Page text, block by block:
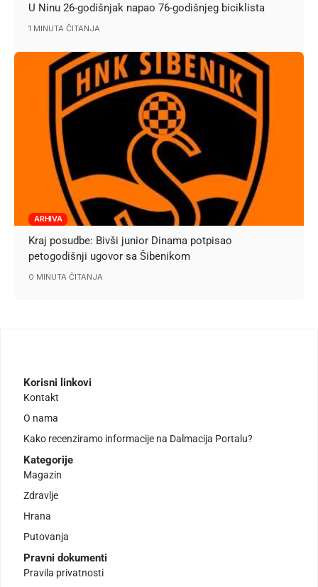
U Ninu 26-godišnjak napao 76-godišnjeg biciklista
1 MINUTA ČITANJA
ARHIVA
Kraj posudbe: Bivši junior Dinama potpisao
petogodišnji ugovor sa Šibenikom
0 MINUTA ČITANJA
Korisni linkovi
Kontakt
O nama
Kako recenziramo informacije na Dalmacija Portalu?
Kategorije
Magazin
Zdravlje
Hrana
Putovanja
Pravni dokumenti
Pravila privatnosti